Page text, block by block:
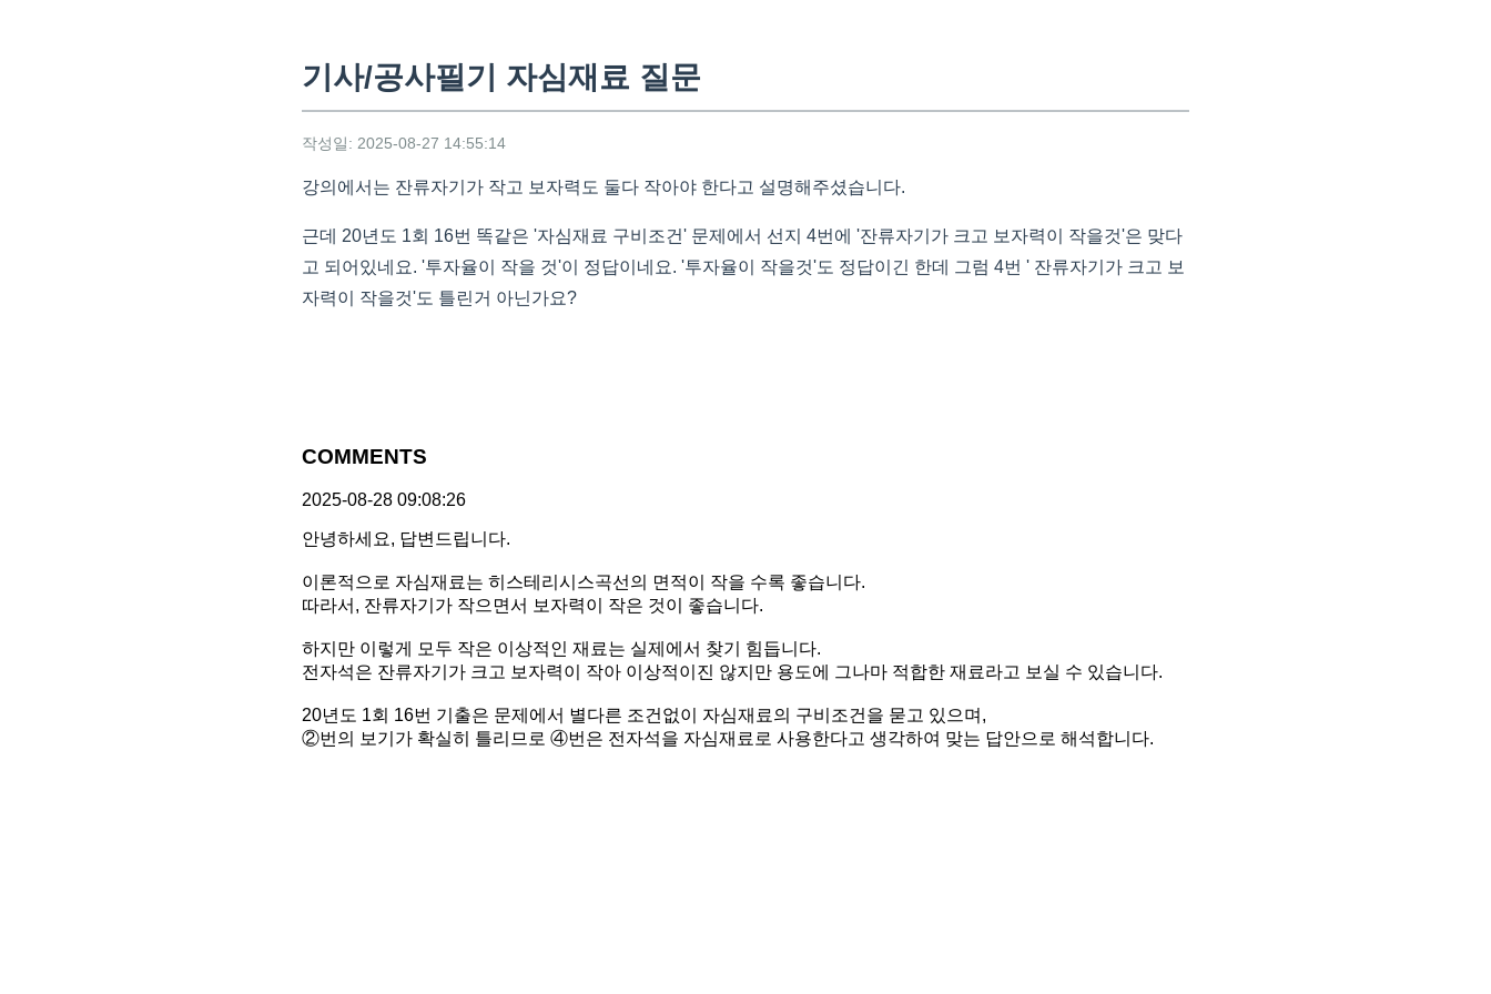
기사/공사필기 자심재료 질문
작성일: 2025-08-27 14:55:14
강의에서는 잔류자기가 작고 보자력도 둘다 작아야 한다고 설명해주셨습니다.
근데 20년도 1회 16번 똑같은 '자심재료 구비조건' 문제에서 선지 4번에 '잔류자기가 크고 보자력이 작을것'은 맞다
고 되어있네요. '투자율이 작을 것'이 정답이네요. '투자율이 작을것'도 정답이긴 한데 그럼 4번 ' 잔류자기가 크고 보
자력이 작을것'도 틀린거 아닌가요?
COMMENTS
2025-08-28 09:08:26
안녕하세요, 답변드립니다.
이론적으로 자심재료는 히스테리시스곡선의 면적이 작을 수록 좋습니다.
따라서, 잔류자기가 작으면서 보자력이 작은 것이 좋습니다.
하지만 이렇게 모두 작은 이상적인 재료는 실제에서 찾기 힘듭니다.
전자석은 잔류자기가 크고 보자력이 작아 이상적이진 않지만 용도에 그나마 적합한 재료라고 보실 수 있습니다.
20년도 1회 16번 기출은 문제에서 별다른 조건없이 자심재료의 구비조건을 묻고 있으며,
②번의 보기가 확실히 틀리므로 ④번은 전자석을 자심재료로 사용한다고 생각하여 맞는 답안으로 해석합니다.